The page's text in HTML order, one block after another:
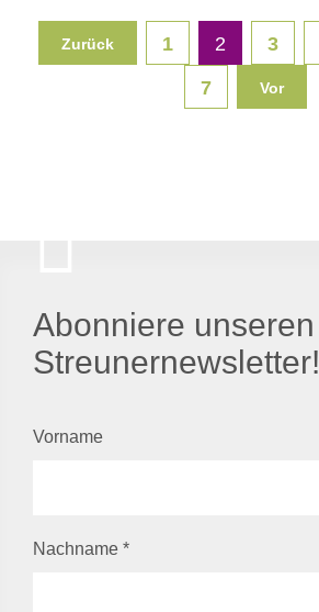
Zurück 1 2 3
7
Vor
Abonniere unseren
Streunernewsletter!
Vorname
Nachname *